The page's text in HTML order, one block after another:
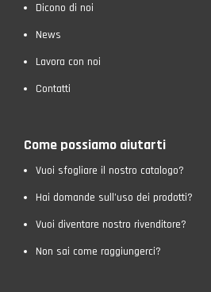
Dicono di noi
News
Lavora con noi
Contatti
Come possiamo aiutarti
Vuoi sfogliare il nostro catalogo?
Hai domande sull’uso dei prodotti?
Vuoi diventare nostro rivenditore?
Non sai come raggiungerci?